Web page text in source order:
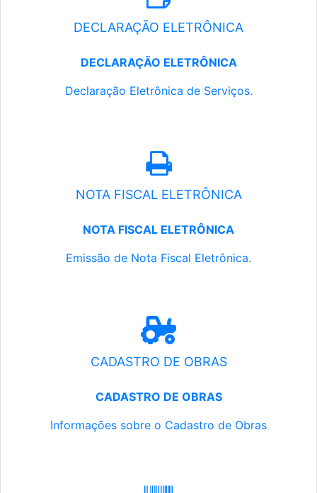
DECLARAÇÃO ELETRÔNICA
DECLARAÇÃO ELETRÔNICA
Declaração Eletrônica de Serviços.
NOTA FISCAL ELETRÔNICA
NOTA FISCAL ELETRÔNICA
Emissão de Nota Fiscal Eletrônica.
CADASTRO DE OBRAS
CADASTRO DE OBRAS
Informações sobre o Cadastro de Obras